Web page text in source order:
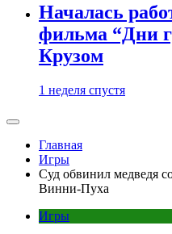
Началась
фильма “Дни
Крузом
1 неделя спустя
Главная
Игры
Суд обвинил медведя
Винни-Пуха
Игры